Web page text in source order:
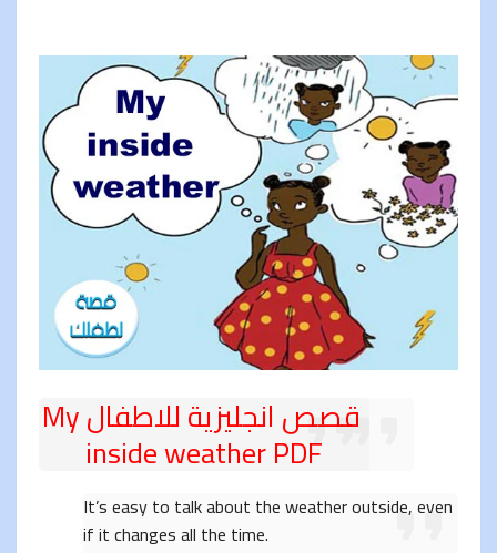
قصص انجليزية للاطفال My
inside weather PDF
It’s easy to talk about the weather outside, even
if it changes all the time.